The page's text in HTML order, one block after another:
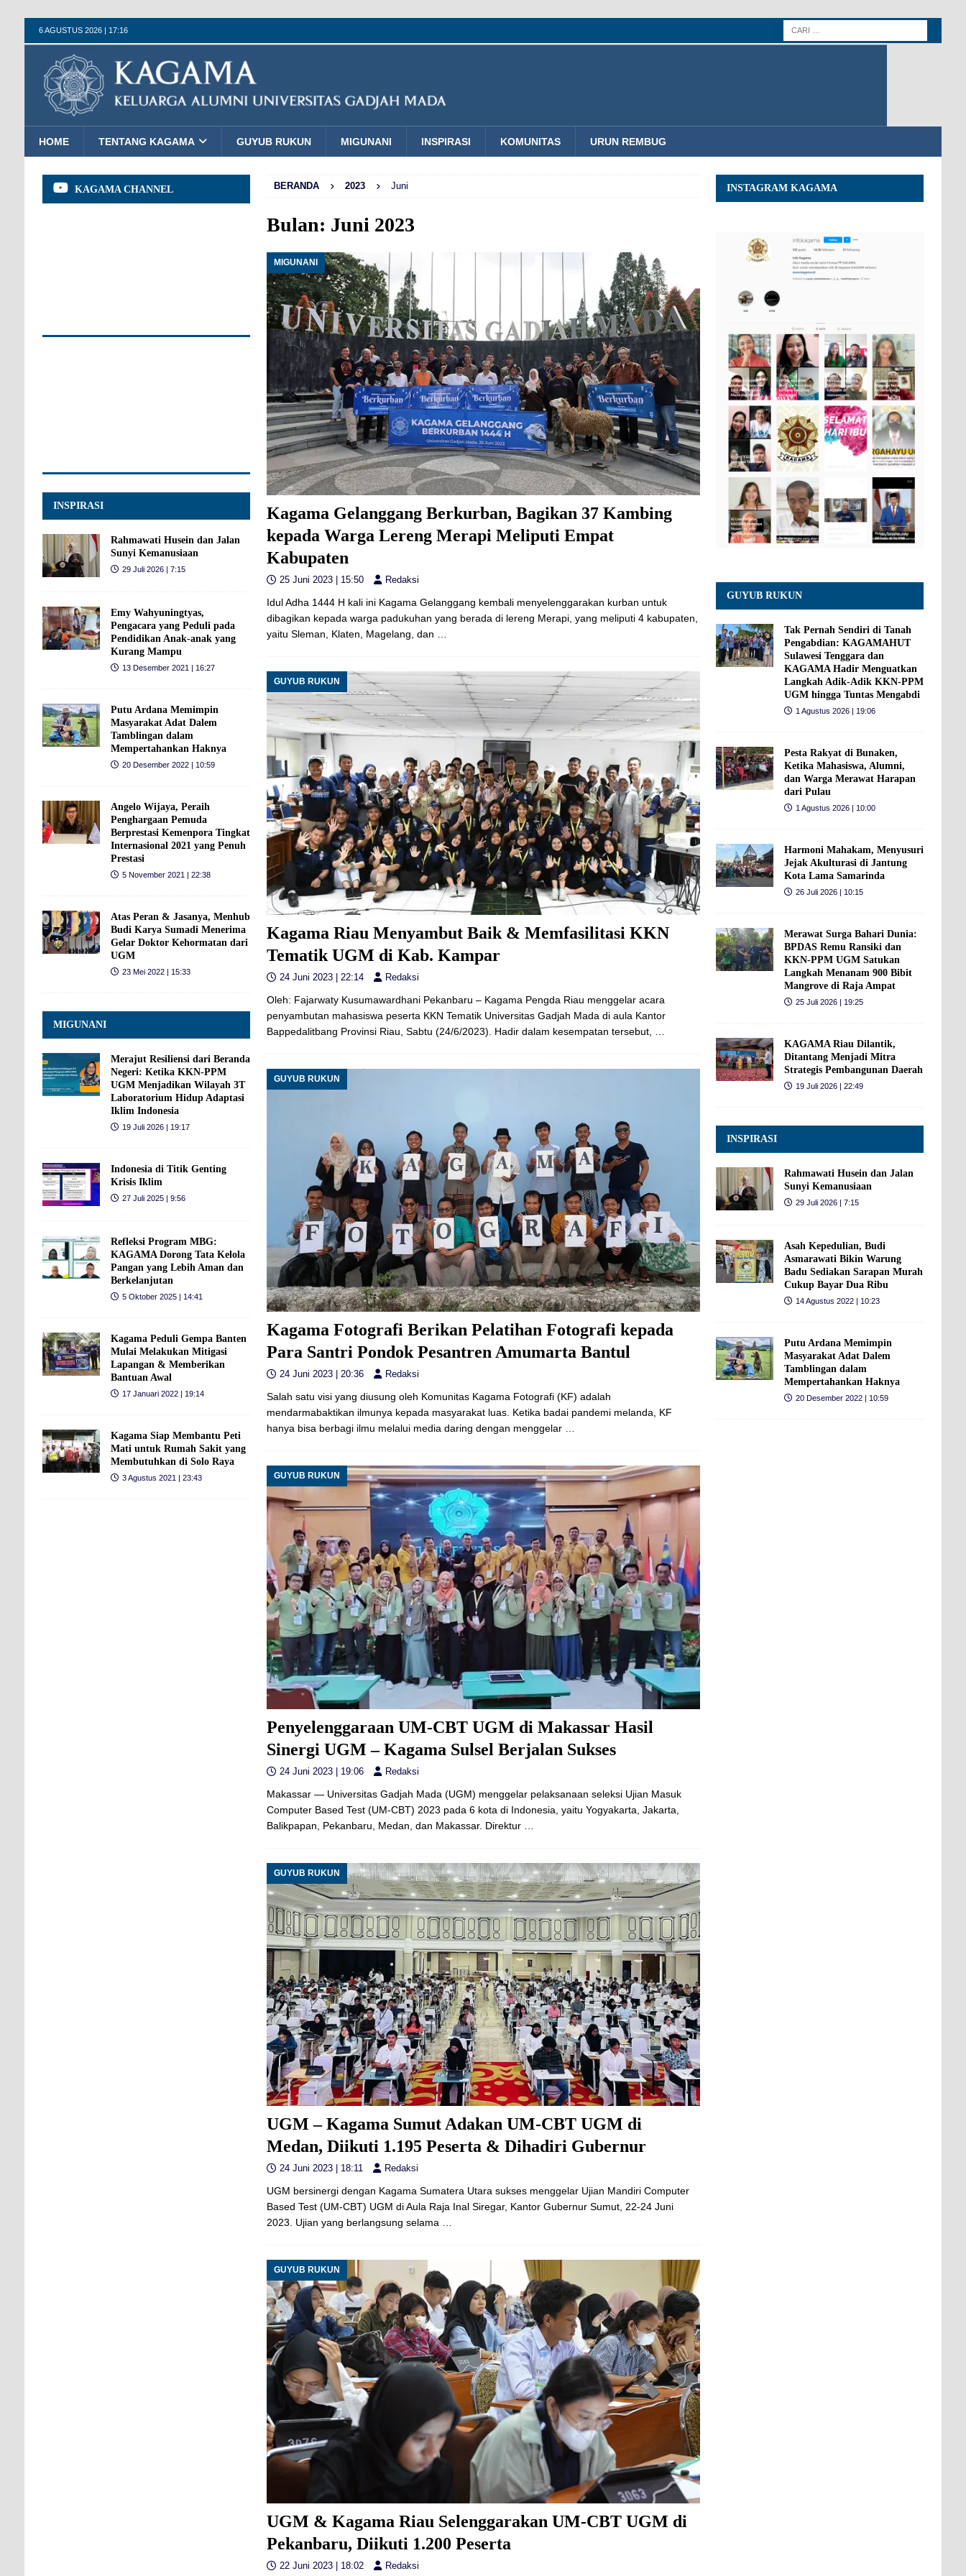
6 AGUSTUS 2026 | 17:16
HOME TENTANG KAGAMA GUYUB RUKUN MIGUNANI INSPIRASI KOMUNITAS URUN REMBUG
BERANDA 2023 Juni
Bulan: Juni 2023
MIGUNANI
Kagama Gelanggang Berkurban, Bagikan 37 Kambing
kepada Warga Lereng Merapi Meliputi Empat
Kabupaten
25 Juni 2023 | 15:50 Redaksi
Idul Adha 1444 H kali ini Kagama Gelanggang kembali menyelenggarakan kurban untuk
dibagikan kepada warga padukuhan yang berada di lereng Merapi, yang meliputi 4 kabupaten,
yaitu Sleman, Klaten, Magelang, dan …
GUYUB RUKUN
Kagama Riau Menyambut Baik & Memfasilitasi KKN
Tematik UGM di Kab. Kampar
24 Juni 2023 | 22:14 Redaksi
Oleh: Fajarwaty Kusumawardhani Pekanbaru – Kagama Pengda Riau menggelar acara
penyambutan mahasiswa peserta KKN Tematik Universitas Gadjah Mada di aula Kantor
Bappedalitbang Provinsi Riau, Sabtu (24/6/2023). Hadir dalam kesempatan tersebut,
GUYUB RUKUN
Kagama Fotografi Berikan Pelatihan Fotografi kepada
Para Santri Pondok Pesantren Amumarta Bantul
24 Juni 2023 | 20:36 Redaksi
Salah satu visi yang diusung oleh Komunitas Kagama Fotografi (KF) adalah
mendarmabaktikan ilmunya kepada masyarakat luas. Ketika badai pandemi melanda, KF
hanya bisa berbagi ilmu melalui media daring dengan menggelar …
GUYUB RUKUN
Penyelenggaraan UM-CBT UGM di Makassar Hasil
Sinergi UGM – Kagama Sulsel Berjalan Sukses
24 Juni 2023 | 19:06 Redaksi
Makassar — Universitas Gadjah Mada (UGM) menggelar pelaksanaan seleksi Ujian Masuk
Computer Based Test (UM-CBT) 2023 pada 6 kota di Indonesia, yaitu Yogyakarta, Jakarta,
Balikpapan, Pekanbaru, Medan, dan Makassar. Direktur
GUYUB RUKUN
UGM – Kagama Sumut Adakan UM-CBT UGM di
Medan, Diikuti 1.195 Peserta & Dihadiri Gubernur
24 Juni 2023 | 18:11 Redaksi
UGM bersinergi dengan Kagama Sumatera Utara sukses menggelar Ujian Mandiri Computer
Based Test (UM-CBT) UGM di Aula Raja Inal Siregar, Kantor Gubernur Sumut, 22-24 Juni
2023. Ujian yang berlangsung selama …
GUYUB RUKUN
UGM & Kagama Riau Selenggarakan UM-CBT UGM di
Pekanbaru, Diikuti 1.200 Peserta
22 Juni 2023 | 18:02 Redaksi
KAGAMA CHANNEL
INSPIRASI
Rahmawati Husein dan Jalan
Sunyi Kemanusiaan
29 Juli 2026 | 7:15
Emy Wahyuningtyas,
Pengacara yang Peduli pada
Pendidikan Anak-anak yang
Kurang Mampu
13 Desember 2021 | 16:27
Putu Ardana Memimpin
Masyarakat Adat Dalem
Tamblingan dalam
Mempertahankan Haknya
20 Desember 2022 | 10:59
Angelo Wijaya, Peraih
Penghargaan Pemuda
Berprestasi Kemenpora Tingkat
Internasional 2021 yang Penuh
Prestasi
5 November 2021 | 22:38
Atas Peran & Jasanya, Menhub
Budi Karya Sumadi Menerima
Gelar Doktor Kehormatan dari
UGM
23 Mei 2022 | 15:33
MIGUNANI
Merajut Resiliensi dari Beranda
Negeri: Ketika KKN-PPM
UGM Menjadikan Wilayah 3T
Laboratorium Hidup Adaptasi
Iklim Indonesia
19 Juli 2026 | 19:17
Indonesia di Titik Genting
Krisis Iklim
27 Juli 2025 | 9:56
Refleksi Program MBG:
KAGAMA Dorong Tata Kelola
Pangan yang Lebih Aman dan
Berkelanjutan
5 Oktober 2025 | 14:41
Kagama Peduli Gempa Banten
Mulai Melakukan Mitigasi
Lapangan & Memberikan
Bantuan Awal
17 Januari 2022 | 19:14
Kagama Siap Membantu Peti
Mati untuk Rumah Sakit yang
Membutuhkan di Solo Raya
3 Agustus 2021 | 23:43
INSTAGRAM KAGAMA
GUYUB RUKUN
Tak Pernah Sendiri di Tanah
Pengabdian: KAGAMAHUT
Sulawesi Tenggara dan
KAGAMA Hadir Menguatkan
Langkah Adik-Adik KKN-PPM
UGM hingga Tuntas Mengabdi
1 Agustus 2026 | 19:06
Pesta Rakyat di Bunaken,
Ketika Mahasiswa, Alumni,
dan Warga Merawat Harapan
dari Pulau
1 Agustus 2026 | 10:00
Harmoni Mahakam, Menyusuri
Jejak Akulturasi di Jantung
Kota Lama Samarinda
26 Juli 2026 | 10:15
Merawat Surga Bahari Dunia:
BPDAS Remu Ransiki dan
KKN-PPM UGM Satukan
Langkah Menanam 900 Bibit
Mangrove di Raja Ampat
25 Juli 2026 | 19:25
KAGAMA Riau Dilantik,
Ditantang Menjadi Mitra
Strategis Pembangunan Daerah
19 Juli 2026 | 22:49
INSPIRASI
Rahmawati Husein dan Jalan
Sunyi Kemanusiaan
29 Juli 2026 | 7:15
Asah Kepedulian, Budi
Asmarawati Bikin Warung
Badu Sediakan Sarapan Murah
Cukup Bayar Dua Ribu
14 Agustus 2022 | 10:23
Putu Ardana Memimpin
Masyarakat Adat Dalem
Tamblingan dalam
Mempertahankan Haknya
20 Desember 2022 | 10:59